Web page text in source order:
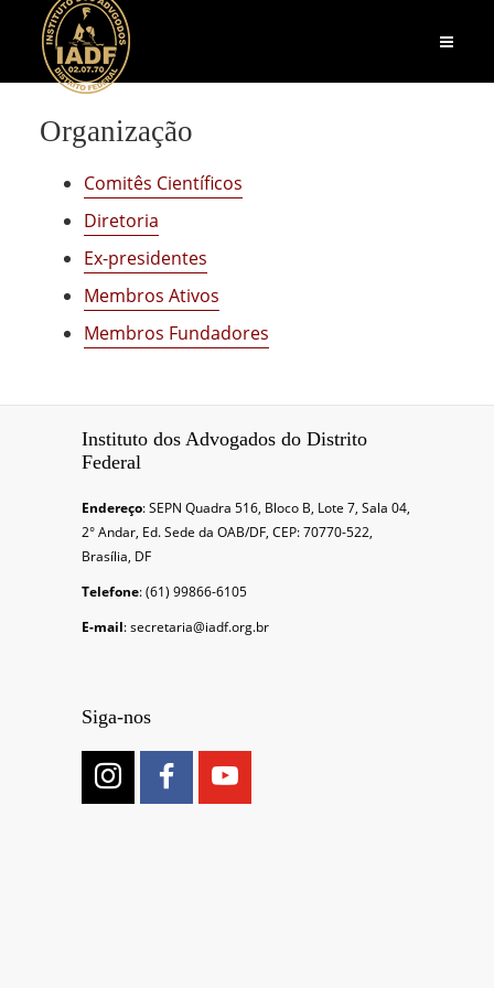
Organização
Comitês Científicos
Diretoria
Ex-presidentes
Membros Ativos
Membros Fundadores
Instituto dos Advogados do Distrito
Federal
Endereço: SEPN Quadra 516, Bloco B, Lote 7, Sala 04,
2° Andar, Ed. Sede da OAB/DF, CEP: 70770-522,
Brasília, DF
Telefone: (61) 99866-6105
E-mail: secretaria@iadf.org.br
Siga-nos